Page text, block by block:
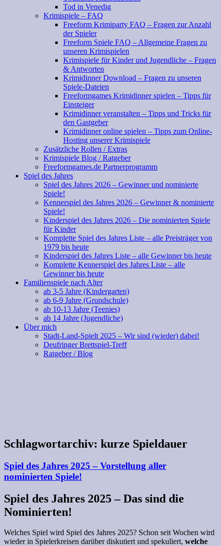
Tod in Venedig
Krimispiele – FAQ
Freeform Krimiparty FAQ – Fragen zur Anzahl
der Spieler
Freeform Spiele FAQ – Allgemeine Fragen zu
unseren Krimispielen
Krimispiele für Kinder und Jugendliche – Fragen
& Antworten
Krimidinner Download – Fragen zu unseren
Spiele-Dateien
Freeformgames Krimidinner spielen – Tipps für
Einsteiger
Krimidinner veranstalten – Tipps und Tricks für
den Gastgeber
Krimidinner online spielen – Tipps zum Online-
Hosting unserer Krimispiele
Zusätzliche Rollen / Extras
Krimispiele Blog / Ratgeber
Freeformgames.de Partnerprogramm
Spiel des Jahres
Spiel des Jahres 2026 – Gewinner und nominierte
Spiele!
Kennerspiel des Jahres 2026 – Gewinner & nominierte
Spiele!
Kinderspiel des Jahres 2026 – Die nominierten Spiele
für Kinder
Komplette Spiel des Jahres Liste – alle Preisträger von
1979 bis heute
Kinderspiel des Jahres Liste – alle Gewinner bis heute
Komplette Kennerspiel des Jahres Liste – alle
Gewinner bis heute
Familienspiele nach Alter
ab 3-5 Jahre (Kindergarten)
ab 6-9 Jahre (Grundschule)
ab 10-13 Jahre (Teenies)
ab 14 Jahre (Jugendliche)
Über mich
Stadt-Land-Spielt 2025 – Wir sind (wieder) dabei!
Deufringer Brettspiel-Treff
Ratgeber / Blog
Schlagwortarchiv: kurze Spieldauer
Spiel des Jahres 2025 – Vorstellung aller
nominierten Spiele!
Spiel des Jahres 2025 – Das sind die
Nominierten!
Welches Spiel wird Spiel des Jahres 2025? Schon seit Wochen wird
wieder in Spielerkreisen darüber diskutiert und spekuliert, welche